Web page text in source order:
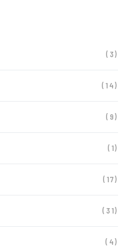
(3)
(14)
(9)
(1)
(17)
(31)
(4)